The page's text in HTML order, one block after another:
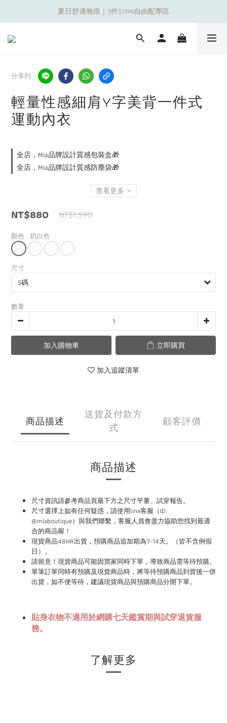
夏日舒適無痕｜3件$1199自由配專區
夏日舒適無痕｜3件$1199自由配專區
新朋友限定✨加入官方LINE領$50購物金
分享到
輕量性感細肩Y字美背一件式
運動內衣
全店，Mia品牌設計質感包裝盒🎁
全店，Mia品牌設計質感防塵袋🎁
查看更多
NT$880 NT$1,590
顏色 : 奶白色
尺寸
數量
加入購物車 立即購買
加入追蹤清單
商品描述
送貨及付款方
式
顧客評價
商品描述
尺寸資訊請參考商品頁最下方之尺寸平量、試穿報告。
尺寸選擇上如有任何疑惑，請使用line客服（ID:
@miaboutique）與我們聯繫， 客服人員會盡力協助您找到最適
合的商品喔！
現貨商品48HR出貨，預購商品追加期為7-14天。（皆不含例假
日） 。
請留意！現貨商品可能因買家同時下單，導致商品需等待預購。
單筆訂單同時有預購及現貨商品時，將等待預購商品到貨後一併
出貨，如不便等待，建議現貨商品與預購商品分開下單。
貼身衣物不適用於網購七天鑑賞期與試穿退貨服
務。
了解更多